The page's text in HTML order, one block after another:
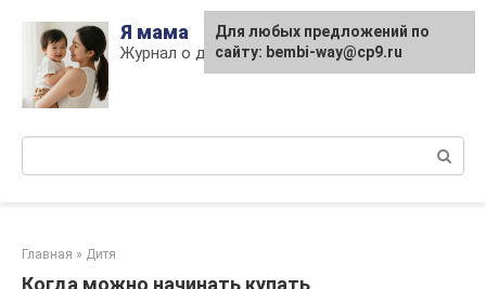
content
Я мама
Журнал о детях и материнстве
Главная » Дитя
Когда можно начинать купать
Для любых предложений по
сайту: bembi-way@cp9.ru